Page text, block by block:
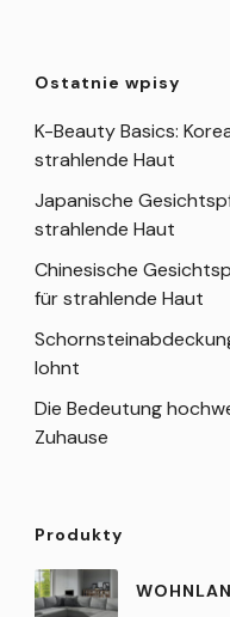
Ostatnie wpisy
K-Beauty Basics:
strahlende Haut
Japanische
strahlende Haut
Chinesische
für strahlende Haut
lohnt
Die Bedeutung
Zuhause
Produkty